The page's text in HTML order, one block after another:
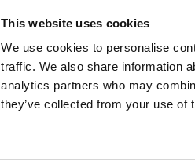
This website uses cookies
We use cookies to personalise
traffic. We also share information
analytics partners who may
they’ve collected from your use of
- za každou jízdu uhrazenou na